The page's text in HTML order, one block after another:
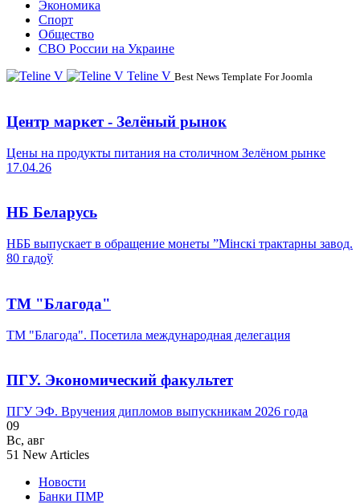
Экономика
Спорт
Общество
СВО России на Украине
Teline V Best News Template For Joomla
Центр маркет - Зелёный рынок
Цены на продукты питания на столичном Зелёном рынке
17.04.26
НБ Беларусь
НББ выпускает в обращение монеты ”Мінскі трактарны завод.
80 гадоў
ТМ "Благода"
ТМ "Благода". Посетила международная делегация
ПГУ. Экономический факультет
ПГУ ЭФ. Вручения дипломов выпускникам 2026 года
09
Вс, авг
51 New Articles
Новости
Банки ПМР